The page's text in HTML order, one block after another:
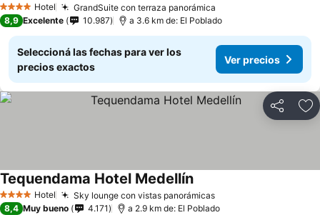
4 EstrellasHotel GrandSuite con terraza panorámica
8,9 Excelente 10.987 a 3.6 km de: El Poblado
Seleccioná las fechas para ver los
precios exactos
Ver precios
Compartir
4 EstrellasHotel Sky lounge con vistas panorámicas
Tequendama Hotel Medellín
8,4 Muy bueno 4.171 a 2.9 km de: El Poblado